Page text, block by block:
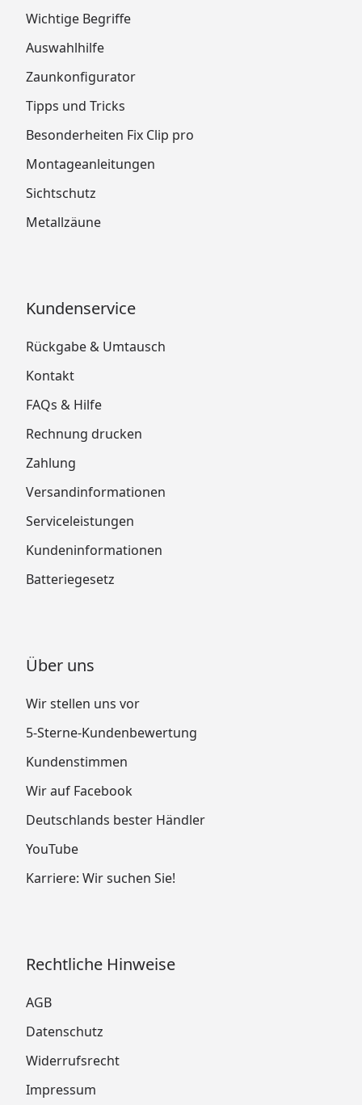
Wichtige Begriffe
Auswahlhilfe
Zaunkonfigurator
Tipps und Tricks
Besonderheiten Fix Clip pro
Montageanleitungen
Sichtschutz
Metallzäune
Kundenservice
Rückgabe & Umtausch
Kontakt
FAQs & Hilfe
Rechnung drucken
Zahlung
Versandinformationen
Serviceleistungen
Kundeninformationen
Batteriegesetz
Über uns
Wir stellen uns vor
5-Sterne-Kundenbewertung
Kundenstimmen
Wir auf Facebook
Deutschlands bester Händler
YouTube
Karriere: Wir suchen Sie!
Rechtliche Hinweise
AGB
Datenschutz
Widerrufsrecht
Impressum